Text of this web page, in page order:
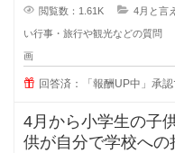
閲覧数：1.61K 4月と言
い行事・旅行や観光などの質問
画
回答済：「報酬UP中」承
4月から小学生の子
供が自分で学校へ